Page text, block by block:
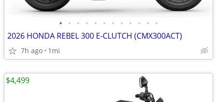
• • • • • • • • • • • •
2026 HONDA REBEL 300 E-CLUTCH (CMX300ACT)
7h ago 1mi
$4,499